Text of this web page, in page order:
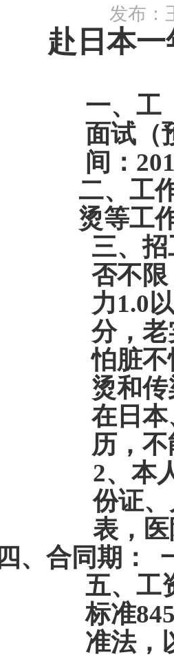
发布：
赴日本一
一、工
面试（
间：
二、工
烫等工
三、
否不
力1.0
分，
怕脏
烫和
在日
历，
2、本
份证
表 ，
四、合同期：
五、工
标准
准法，